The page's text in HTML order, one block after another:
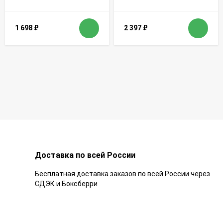
1 698 ₽ 2 397 ₽
Доставка по всей России
Бесплатная доставка заказов по всей России через
СДЭК и Боксберри